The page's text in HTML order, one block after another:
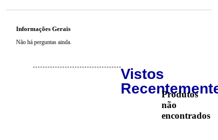
Informações Gerais
Não há perguntas ainda.
Vistos
Produtos
não
encontrados